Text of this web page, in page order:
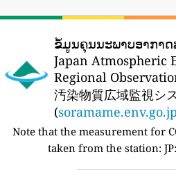
ຂໍ້ມູນຄຸນນະພາບອາກາ
Japan Atmospheric
Regional
汚染物質広域監視シ
(soramame.env.go.jp
Note that the measurement for
taken from the station: